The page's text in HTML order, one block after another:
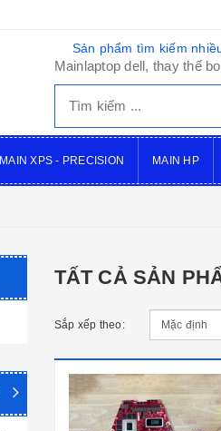
Sản phẩm tìm kiếm
Mainlaptop dell, thay thế
MAIN XPS - PRECISION MAIN HP
TẤT CẢ SẢN
Sắp xếp theo: